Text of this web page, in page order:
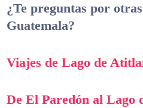
¿Te preguntas por
Guatemala?
Viajes de Lago de
De El Paredón al Lago